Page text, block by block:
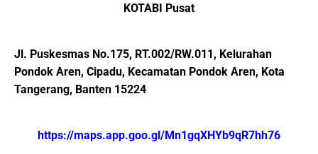
KOTABI Pusat
Jl. Puskesmas No.175, RT.002/RW.011, Kelurahan
Pondok Aren, Cipadu, Kecamatan Pondok Aren, Kota
Tangerang, Banten 15224
https://maps.app.goo.gl/Mn1gqXHYb9qR7hh76